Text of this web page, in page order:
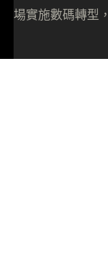
場實施數碼轉型